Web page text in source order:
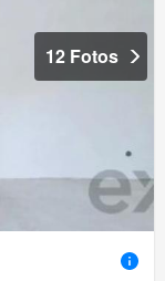
12 Fotos